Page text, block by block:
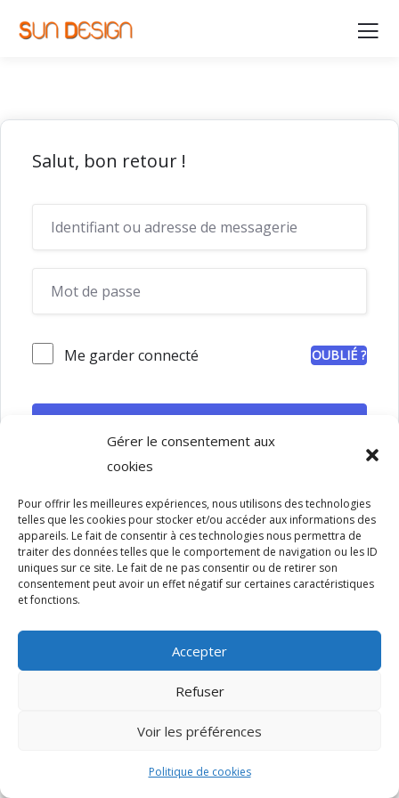
Gérer le consentement aux
cookies
Pour offrir les meilleures expériences, nous utilisons des technologies
telles que les cookies pour stocker et/ou accéder aux informations des
appareils. Le fait de consentir à ces technologies nous permettra de
traiter des données telles que le comportement de navigation ou les ID
uniques sur ce site. Le fait de ne pas consentir ou de retirer son
consentement peut avoir un effet négatif sur certaines caractéristiques
et fonctions.
Accepter
Refuser
Voir les préférences
Politique de cookies
Salut, bon retour !
Me garder connecté OUBLIÉ ?
Copyright - 2022 - Sun Design - Tous droits réservés.